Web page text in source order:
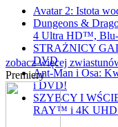
Avatar 2: Istota
Dungeons &
4 Ultra HD™,
STRAŻNICY
DVD
Ant-Man i Osa:
i DVD!
SZYBCY I
RAY™ i 4K
zobacz więcej
Premiery